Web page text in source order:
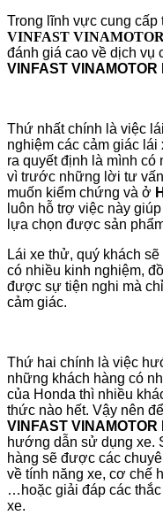
Trong lĩnh vực cung
VINFAST
đánh giá cao về dịch vụ
VINFAST VINAMOTOR
Thứ nhất chính là việc
nghiệm các cảm giác
ra quyết định là mình có
vì trước những lời tư
muốn kiểm chứng và ở
luôn hỗ trợ việc này
lựa chọn được sản
Lái xe thử, quý khách
có nhiều kinh nghiệm,
được sự tiện nghi mà
cảm giác.
Thứ hai chính là việc
những khách hàng có
của Honda thì nhiều
thức nào hết. Vậy nên
VINFAST VINAMOTOR
hướng dẫn sử dụng xe.
hàng sẽ được các
về tính năng xe, cơ chế
…hoặc giải đáp các
xe.